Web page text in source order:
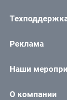
Реклама
Наши
О компании